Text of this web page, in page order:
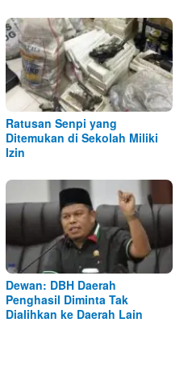
Ratusan Senpi yang
Ditemukan di Sekolah Miliki
Izin
Dewan: DBH Daerah
Penghasil Diminta Tak
Dialihkan ke Daerah Lain